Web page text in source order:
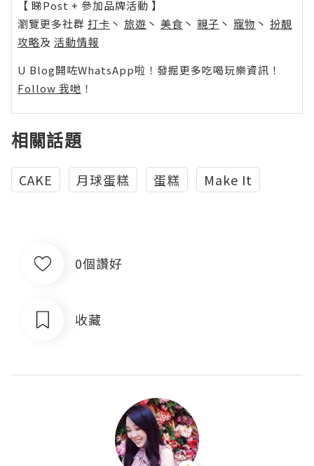
【 睇Post + 參加品牌活動 】
瀏覽更多社群 打卡 丶 旅遊 丶 美食 丶 親子 丶 寵物 丶 扮靚
攻略及 活動情報
U Blog開咗WhatsApp啦！發掘更多吃喝玩樂資訊！
Follow 我哋 ！
相關話題
CAKE 月球蛋糕 蛋糕 Make It
0個讚好
收藏